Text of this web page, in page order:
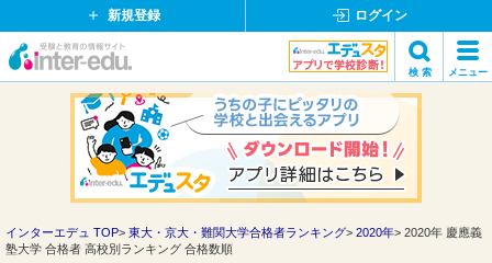
新規登録 ログイン
イ
ド
ッ
検 索 メニュー
検索
インターエデュ TOP 東大・京大・難関大学合格者ランキング 2020年
2020年 慶應義
塾大学 合格者 高校別ランキング 合格数順